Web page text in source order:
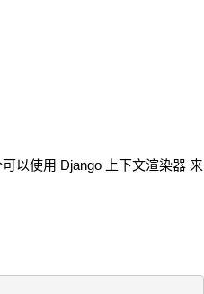
以使用 Django 上下文渲染器 来